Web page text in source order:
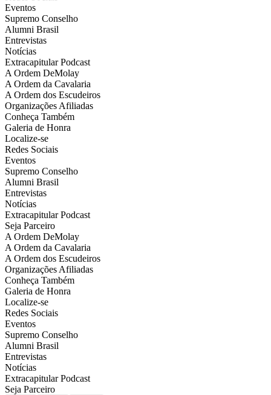
Eventos
Supremo Conselho
Alumni Brasil
Entrevistas
Notícias
Extracapitular Podcast
A Ordem DeMolay
A Ordem da Cavalaria
A Ordem dos Escudeiros
Organizações Afiliadas
Conheça Também
Galeria de Honra
Localize-se
Redes Sociais
Eventos
Supremo Conselho
Alumni Brasil
Entrevistas
Notícias
Extracapitular Podcast
Seja Parceiro
A Ordem DeMolay
A Ordem da Cavalaria
A Ordem dos Escudeiros
Organizações Afiliadas
Conheça Também
Galeria de Honra
Localize-se
Redes Sociais
Eventos
Supremo Conselho
Alumni Brasil
Entrevistas
Notícias
Extracapitular Podcast
Seja Parceiro